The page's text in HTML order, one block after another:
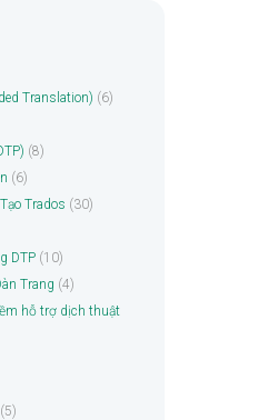
Translation) (6)
(8)
(6)
Trados (30)
DTP(10)
Trang (4)
hỗ trợ dịch thuật